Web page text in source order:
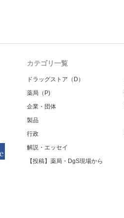
カテゴリ一覧
ドラッグストア（D）
薬局（P)
企業・団体
製品
行政
解説・エッセイ
【投稿】薬局・DgS現場から